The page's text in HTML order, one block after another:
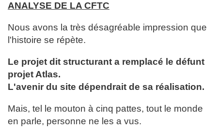
ANALYSE DE LA CFTC
Nous avons la très désagréable impression que
l'histoire se répète.
Le projet dit structurant a remplacé le défunt
projet Atlas.
L'avenir du site dépendrait de sa réalisation.
Mais, tel le mouton à cinq pattes, tout le monde
en parle, personne ne les a vus.